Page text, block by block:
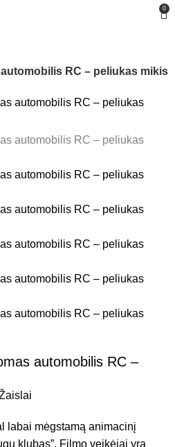
0
RC – peliukas mikis
automobilis RC –
labai mėgstamą animacinį
klubas”. Filmo veikėjai yra